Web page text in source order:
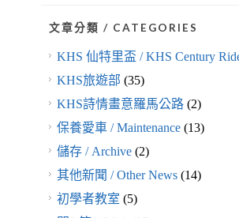
文章分類 / CATEGORIES
KHS 仙特里盃 / KHS Century
KHS旅遊部 (35)
KHS詩情畫意羅馬公路(2)
保養愛車 / Maintenance(13)
儲存 / Archive(2)
其他新聞 / Other News(14)
初學者教室 (5)